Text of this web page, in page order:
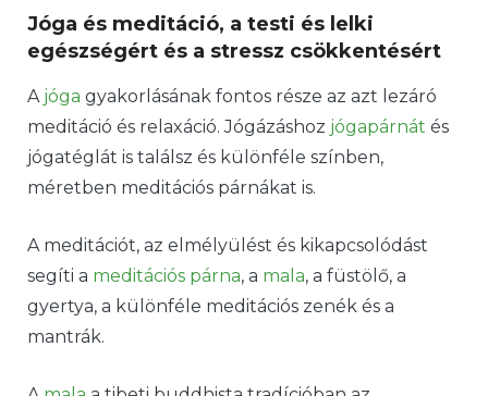
Jóga és meditáció, a testi és lelki
egészségért és a stressz csökkentésért
A jóga gyakorlásának fontos része az azt lezáró
meditáció és relaxáció. Jógázáshoz jógapárnát és
jógatéglát is találsz és különféle színben,
méretben meditációs párnákat is.
A meditációt, az elmélyülést és kikapcsolódást
segíti a meditációs párna, a mala, a füstölő, a
gyertya, a különféle meditációs zenék és a
mantrák.